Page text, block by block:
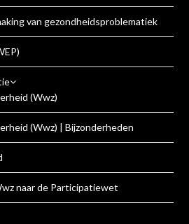
van gezondheidsproblematiek
(Wwz)
(Wwz) | Bijzonderheden
naar de Participatiewet